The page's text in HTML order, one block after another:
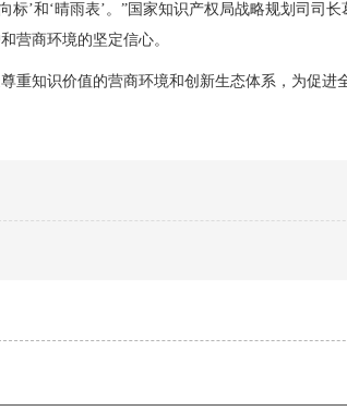
’和‘晴雨表’。”国家知识产权局战略规划司司
营商环境的坚定信心。
重知识价值的营商环境和创新生态体系，为促进